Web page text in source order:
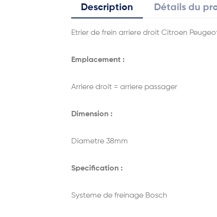
Description Détails du
Etrier de frein arriere droit Citroen
Emplacement :
Arriere droit = arriere passager
Dimension :
Diametre 38mm
Specification :
Systeme de freinage Bosch